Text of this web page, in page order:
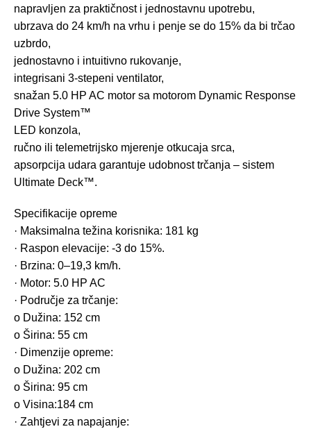
napravljen za praktičnost i jednostavnu upotrebu,
ubrzava do 24 km/h na vrhu i penje se do 15% da bi trčao
uzbrdo,
jednostavno i intuitivno rukovanje,
integrisani 3-stepeni ventilator,
snažan 5.0 HP AC motor sa motorom Dynamic Response
Drive System™
LED konzola,
ručno ili telemetrijsko mjerenje otkucaja srca,
apsorpcija udara garantuje udobnost trčanja – sistem
Ultimate Deck™.
Specifikacije opreme
· Maksimalna težina korisnika: 181 kg
· Raspon elevacije: -3 do 15%.
· Brzina: 0–19,3 km/h.
· Motor: 5.0 HP AC
· Područje za trčanje:
o Dužina: 152 cm
o Širina: 55 cm
· Dimenzije opreme:
o Dužina: 202 cm
o Širina: 95 cm
o Visina:184 cm
· Zahtjevi za napajanje: